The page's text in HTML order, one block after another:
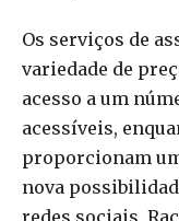
Os serviços de
variedade de
acesso a um
acessíveis,
proporcionam
nova